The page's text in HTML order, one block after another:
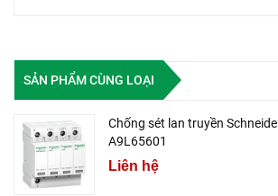
SẢN PHẨM CÙNG LOẠI
Chống sét lan truyền
A9L65601
Liên hệ